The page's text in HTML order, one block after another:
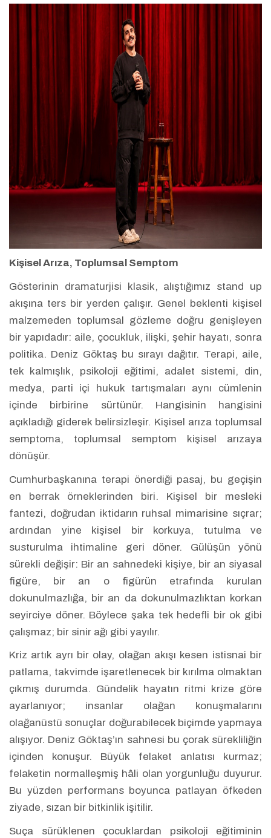
Kişisel Arıza, Toplumsal Semptom
Gösterinin dramaturjisi klasik, alıştığımız stand up
akışına ters bir yerden çalışır. Genel beklenti kişisel
malzemeden toplumsal gözleme doğru genişleyen
bir yapıdadır: aile, çocukluk, ilişki, şehir hayatı, sonra
politika. Deniz Göktaş bu sırayı dağıtır. Terapi, aile,
tek kalmışlık, psikoloji eğitimi, adalet sistemi, din,
medya, parti içi hukuk tartışmaları aynı cümlenin
içinde birbirine sürtünür. Hangisinin hangisini
açıkladığı giderek belirsizleşir. Kişisel arıza toplumsal
semptoma, toplumsal semptom kişisel arızaya
dönüşür.
Cumhurbaşkanına terapi önerdiği pasaj, bu geçişin
en berrak örneklerinden biri. Kişisel bir mesleki
fantezi, doğrudan iktidarın ruhsal mimarisine sıçrar;
ardından yine kişisel bir korkuya, tutulma ve
susturulma ihtimaline geri döner. Gülüşün yönü
sürekli değişir: Bir an sahnedeki kişiye, bir an siyasal
figüre, bir an o figürün etrafında kurulan
dokunulmazlığa, bir an da dokunulmazlıktan korkan
seyirciye döner. Böylece şaka tek hedefli bir ok gibi
çalışmaz; bir sinir ağı gibi yayılır.
Kriz artık ayrı bir olay, olağan akışı kesen istisnai bir
patlama, takvimde işaretlenecek bir kırılma olmaktan
çıkmış durumda. Gündelik hayatın ritmi krize göre
ayarlanıyor; insanlar olağan konuşmalarını
olağanüstü sonuçlar doğurabilecek biçimde yapmaya
alışıyor. Deniz Göktaş’ın sahnesi bu çorak sürekliliğin
içinden konuşur. Büyük felaket anlatısı kurmaz;
felaketin normalleşmiş hâli olan yorgunluğu duyurur.
Bu yüzden performans boyunca patlayan öfkeden
ziyade, sızan bir bitkinlik işitilir.
Suça sürüklenen çocuklardan psikoloji eğitiminin